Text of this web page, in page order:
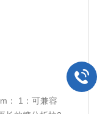
： 1：可兼容